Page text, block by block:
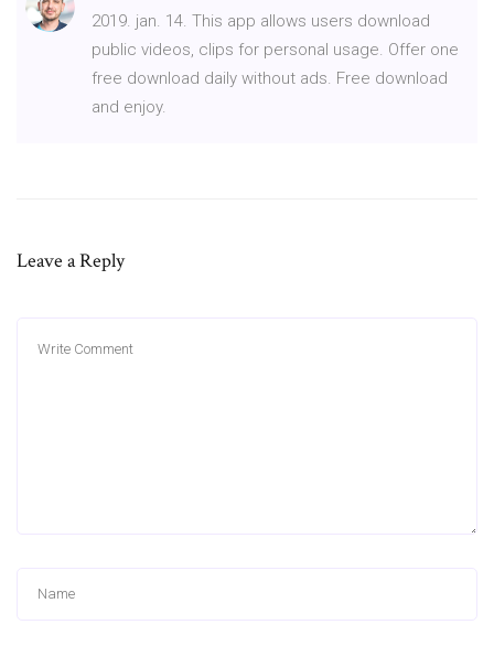
2019. jan. 14. This app allows users download
public videos, clips for personal usage. Offer one
free download daily without ads. Free download
and enjoy.
Leave a Reply